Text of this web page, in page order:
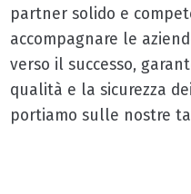
partner solido e
accompagnare le
verso il successo,
qualità e la sicurezza
portiamo sulle nostre